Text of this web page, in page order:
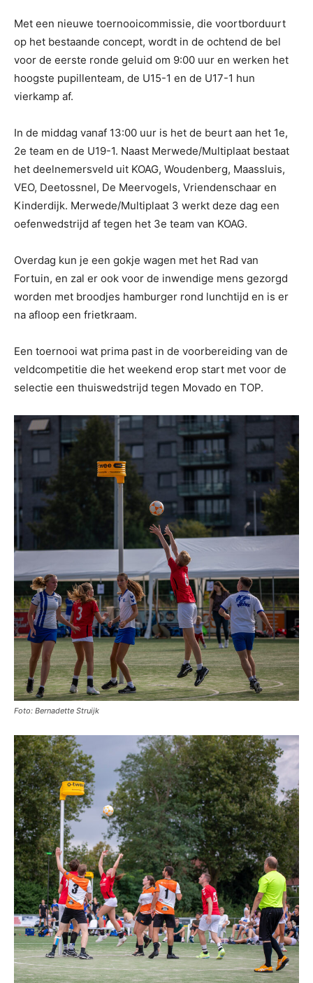
Met een nieuwe toernooicommissie, die voortborduurt
op het bestaande concept, wordt in de ochtend de bel
voor de eerste ronde geluid om 9:00 uur en werken het
hoogste pupillenteam, de U15-1 en de U17-1 hun
vierkamp af.
In de middag vanaf 13:00 uur is het de beurt aan het 1e,
2e team en de U19-1. Naast Merwede/Multiplaat bestaat
het deelnemersveld uit KOAG, Woudenberg, Maassluis,
VEO, Deetossnel, De Meervogels, Vriendenschaar en
Kinderdijk. Merwede/Multiplaat 3 werkt deze dag een
oefenwedstrijd af tegen het 3e team van KOAG.
Overdag kun je een gokje wagen met het Rad van
Fortuin, en zal er ook voor de inwendige mens gezorgd
worden met broodjes hamburger rond lunchtijd en is er
na afloop een frietkraam.
Een toernooi wat prima past in de voorbereiding van de
veldcompetitie die het weekend erop start met voor de
selectie een thuiswedstrijd tegen Movado en TOP.
Foto: Bernadette Struijk